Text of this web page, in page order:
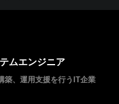
ムエンジニア
築、運用支援を行うIT企業